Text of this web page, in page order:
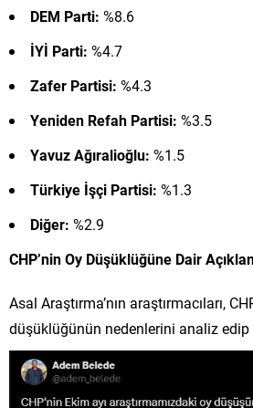
DEM Parti: %8.6
İYİ Parti: %4.7
Zafer Partisi: %4.3
Yeniden Refah Partisi: %3.5
Yavuz Ağıralioğlu: %1.5
Türkiye İşçi Partisi: %1.3
Diğer: %2.9
CHP’nin Oy Düşüklüğüne Dair
Asal Araştırma’nın araştırmacıları,
düşüklüğünün nedenlerini analiz